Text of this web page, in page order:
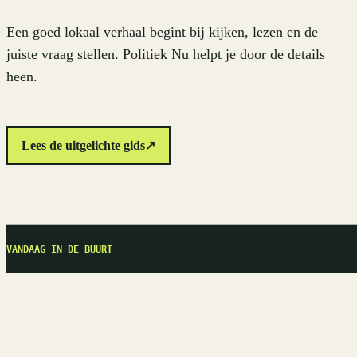
Een goed lokaal verhaal begint bij kijken, lezen en de
juiste vraag stellen. Politiek Nu helpt je door de details
heen.
Lees de uitgelichte gids↗
VANDAAG IN DE BUURT